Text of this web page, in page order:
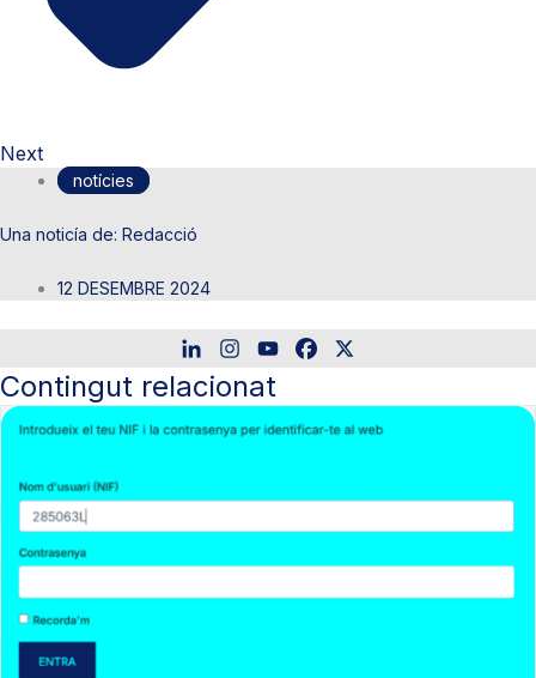
Next
notícies
Redacció
12 DESEMBRE 2024
Contingut relacionat